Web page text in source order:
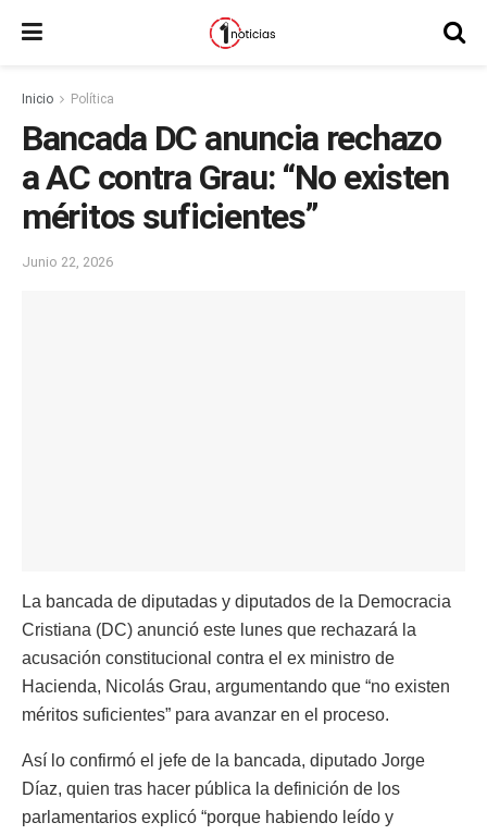
Inicio Política
Bancada DC anuncia rechazo
a AC contra Grau: “No existen
méritos suficientes”
Junio 22, 2026
La bancada de diputadas y diputados de la Democracia
Cristiana (DC) anunció este lunes que rechazará la
acusación constitucional contra el ex ministro de
Hacienda, Nicolás Grau, argumentando que “no existen
méritos suficientes” para avanzar en el proceso.
Así lo confirmó el jefe de la bancada, diputado Jorge
Díaz, quien tras hacer pública la definición de los
parlamentarios explicó “porque habiendo leído y